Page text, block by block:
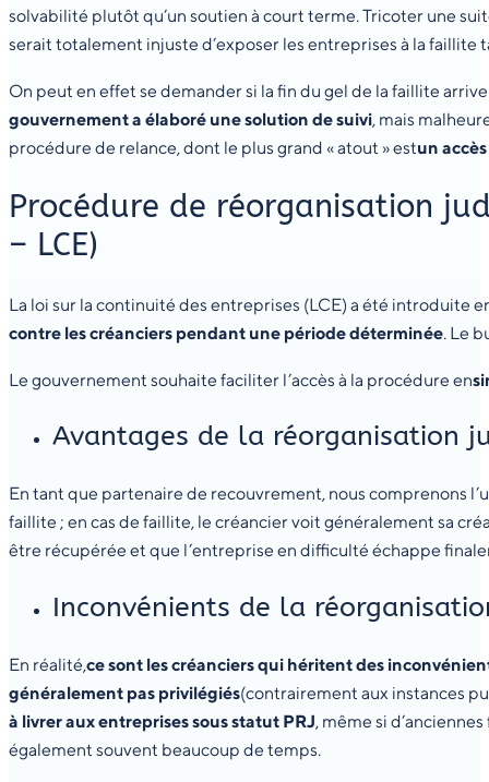
solvabilité plutôt qu’un soutien à court terme. Tricoter une
serait totalement injuste d’exposer les entreprises à la faillite
On peut en effet se demander si la fin du gel de la faillite
gouvernement a élaboré une solution de suivi, mais
procédure de relance, dont le plus grand « atout » estun
Procédure de réorganisation
– LCE)
La loi sur la continuité des entreprises (LCE) a été introduite
contre les créanciers pendant une période déterminée. Le
Le gouvernement souhaite faciliter l’accès à la procédure en
Avantages de la réorganisation
En tant que partenaire de recouvrement, nous comprenons
faillite ; en cas de faillite, le créancier voit généralement sa
être récupérée et que l’entreprise en difficulté échappe
Inconvénients de la
En réalité,ce sont les créanciers qui héritent des
généralement pas privilégiés(contrairement aux instances
à livrer aux entreprises sous statut PRJ, même si
également souvent beaucoup de temps.